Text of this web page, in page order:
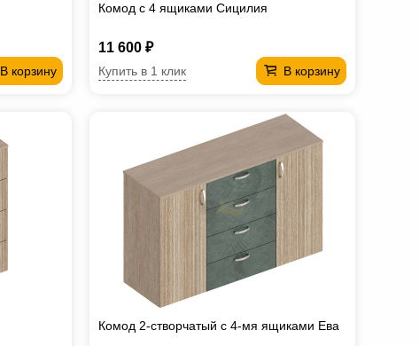
В корзину
Комод с 4 ящиками Сицилия
11 600 ₽
В корзину
Купить в 1 клик
Комод 2-створчатый с 4-мя ящиками Ева